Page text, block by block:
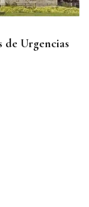
de Urgencias